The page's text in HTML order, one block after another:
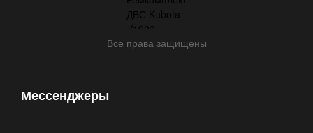
Все права защищены
Мессенджеры